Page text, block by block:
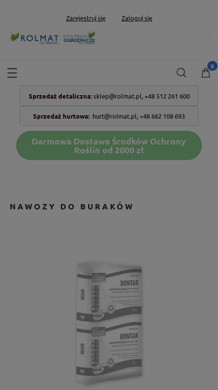
Zarejestruj się Zaloguj się
Sprzedaż detaliczna: sklep@rolmat.pl, +48 512 261 600
Sprzedaż hurtowa: hurt@rolmat.pl,+48 662 108 693
Darmowa Dostawa Środków Ochrony
Roślin od 2000 zł
NAWOZY DO BURAKÓW